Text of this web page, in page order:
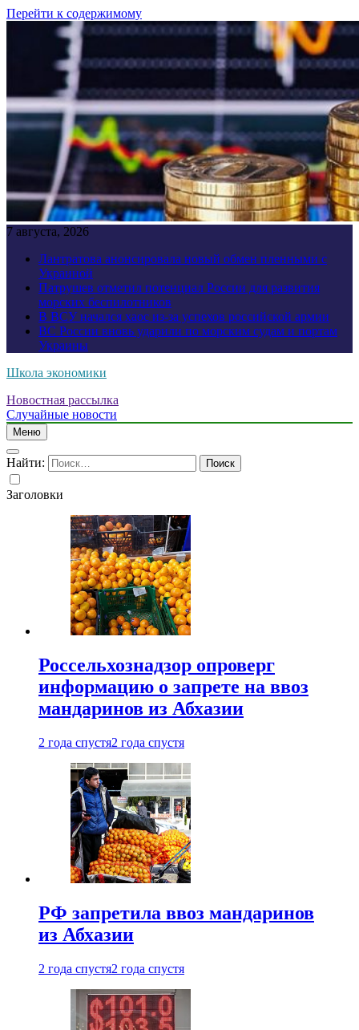
Перейти к содержимому
7 августа, 2026
Лантратова анонсировала новый обмен пленными с
Украиной
Патрушев отметил потенциал России для развития
морских беспилотников
В ВСУ начался хаос из-за успехов российской армии
ВС России вновь ударили по морским судам и портам
Украины
Школа экономики
Новостная рассылка
Случайные новости
Меню
Найти:
Заголовки
Россельхознадзор опроверг
информацию о запрете на ввоз
мандаринов из Абхазии
2 года спустя2 года спустя
РФ запретила ввоз мандаринов
из Абхазии
2 года спустя2 года спустя